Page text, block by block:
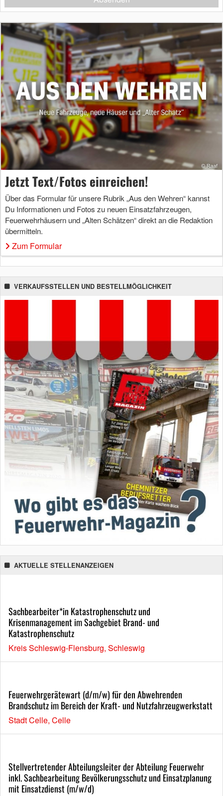
Jetzt Text/Fotos einreichen!
Über das Formular für unsere Rubrik „Aus den Wehren“ kannst
Du Informationen und Fotos zu neuen Einsatzfahrzeugen,
Feuerwehrhäusern und „Alten Schätzen“ direkt an die Redaktion
übermitteln.
Zum Formular
VERKAUFSSTELLEN UND BESTELLMÖGLICHKEIT
AKTUELLE STELLENANZEIGEN
Sachbearbeiter*in Katastrophenschutz und
Krisenmanagement im Sachgebiet Brand- und
Katastrophenschutz
Kreis Schleswig-Flensburg, Schleswig
Feuerwehrgerätewart (d/m/w) für den Abwehrenden
Brandschutz im Bereich der Kraft- und Nutzfahrzeugwerkstatt
Stadt Celle, Celle
Stellvertretender Abteilungsleiter der Abteilung Feuerwehr
inkl. Sachbearbeitung Bevölkerungsschutz und Einsatzplanung
mit Einsatzdienst (m/w/d)